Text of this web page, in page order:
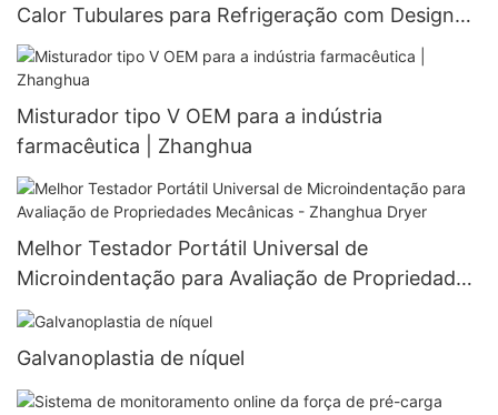
Calor Tubulares para Refrigeração com Design
Personalizado
Misturador tipo V OEM para a indústria
farmacêutica | Zhanghua
Melhor Testador Portátil Universal de
Microindentação para Avaliação de Propriedades
Mecânicas - Zhanghua Dryer
Galvanoplastia de níquel